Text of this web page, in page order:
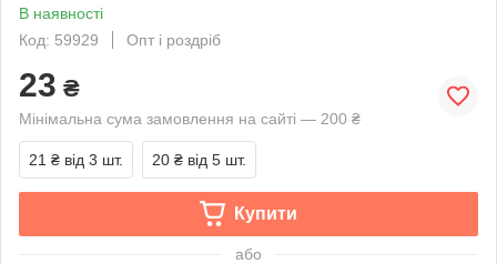
В наявності
Код: 59929
Опт і роздріб
23 ₴
Мінімальна сума замовлення на сайті — 200 ₴
21 ₴ від 3 шт. 20 ₴ від 5 шт.
Купити
або